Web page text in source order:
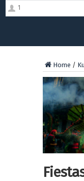
1
Home /